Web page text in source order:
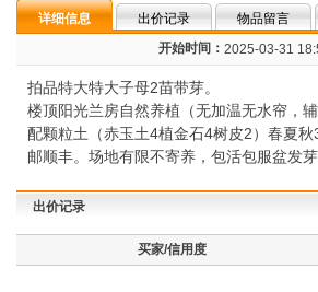
详细信息 出价记录 物品留言
开始时间： 2025-03-31
拍品特大特大子母2苗带芽。
楼顶阳光兰房自然养植（无加温无水帘，
配颗粒土（赤玉土4植金石4树皮2）春夏
邮顺丰。场地有限不寄养，包活包服盆发
出价记录
买家/信用度